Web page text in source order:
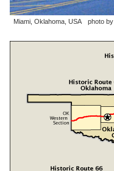
Miami, Oklahoma, USA photo by